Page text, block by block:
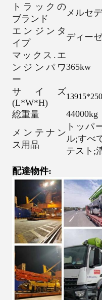
トラックの
ブランド
メルセ
エンジンタ
イプ
ディー
マックス.エ
ンジンパワ
ー
365kw
サイズ
(L*W*H)
総重量
44000kg
メンテナン
ス用品
トッパ
ル;すべ
テスト;
配達物件: